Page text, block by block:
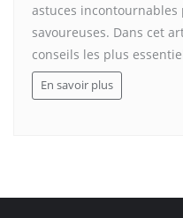
astuces
savoureuses. Dans cet
conseils les plus
En savoir plus